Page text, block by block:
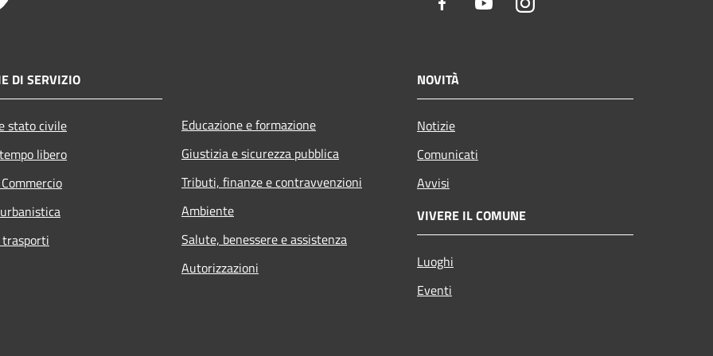
DI SERVIZIO
stato civile
libero
Educazione e formazione
Giustizia e sicurezza pubblica
Tributi, finanze e contravvenzioni
Ambiente
Salute, benessere e assistenza
Autorizzazioni
NOVITÀ
Notizie
Comunicati
Avvisi
VIVERE IL COMUNE
Luoghi
Eventi